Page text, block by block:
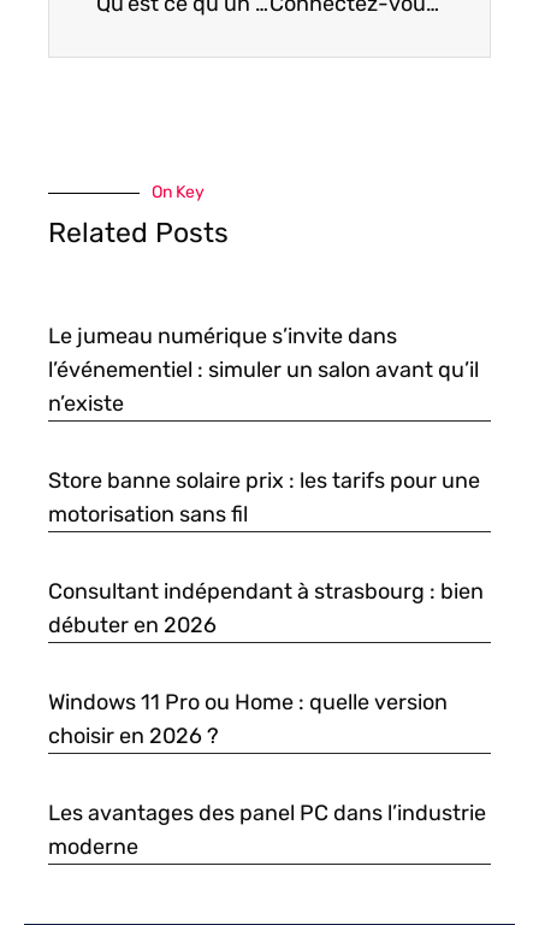
On Key
Related Posts
Le jumeau numérique s’invite dans
l’événementiel : simuler un salon avant qu’il
n’existe
Store banne solaire prix : les tarifs pour une
motorisation sans fil
Consultant indépendant à strasbourg : bien
débuter en 2026
Windows 11 Pro ou Home : quelle version
choisir en 2026 ?
Les avantages des panel PC dans l’industrie
moderne